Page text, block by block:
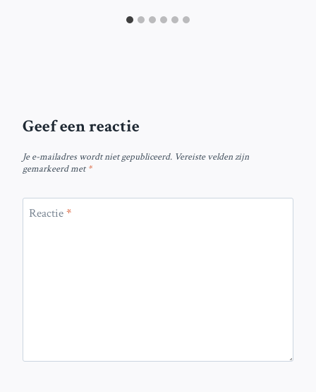
Geef een reactie
Je e-mailadres wordt niet gepubliceerd. Vereiste velden zijn
gemarkeerd met*
Reactie*